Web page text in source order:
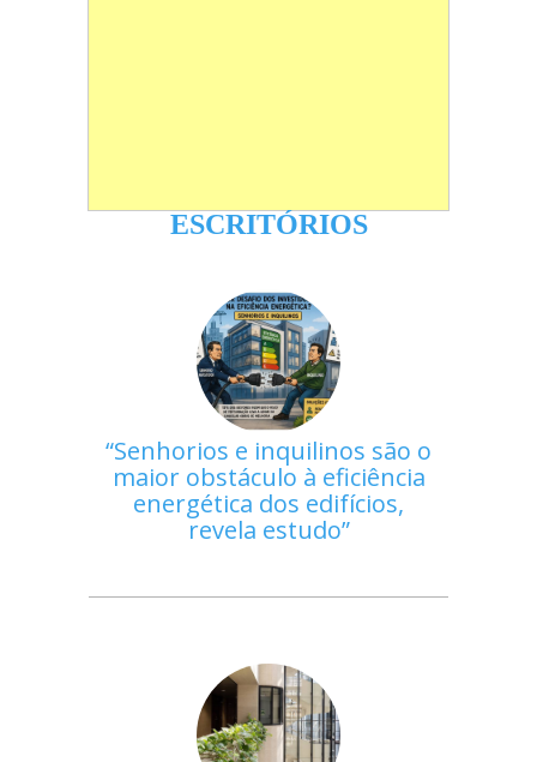
ESCRITÓRIOS
Senhorios e inquilinos são o
maior obstáculo à eficiência
energética dos edifícios,
revela estudo